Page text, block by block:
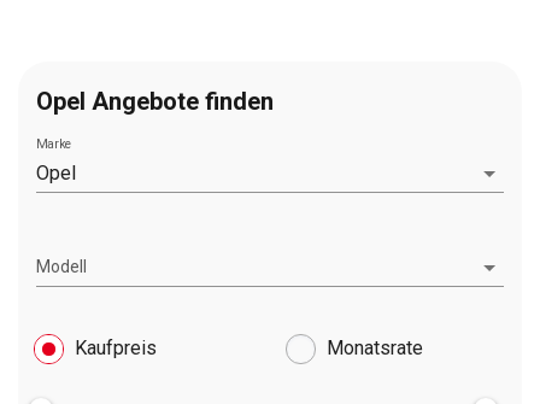
Opel Angebote finden
Marke
Opel
Modell
Kaufpreis Monatsrate